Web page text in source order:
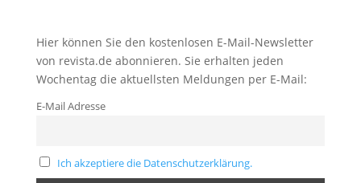
Hier können Sie den kostenlosen E-Mail-Newsletter
von revista.de abonnieren. Sie erhalten jeden
Wochentag die aktuellsten Meldungen per E-Mail:
E-Mail Adresse
Ich akzeptiere die Datenschutzerklärung.